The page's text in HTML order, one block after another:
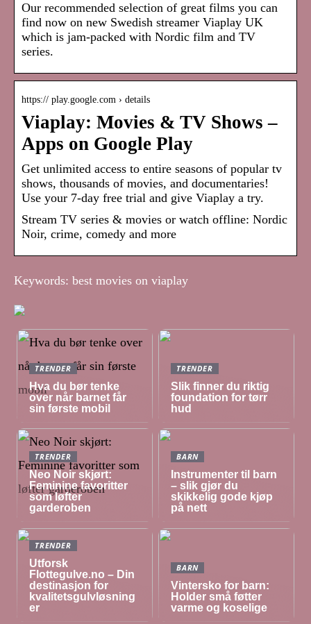
Our recommended selection of great films you can
find now on new Swedish streamer Viaplay UK
which is jam-packed with Nordic film and TV
series.
https:// play.google.com › details
Viaplay: Movies & TV Shows –
Apps on Google Play
Get unlimited access to entire seasons of popular tv
shows, thousands of movies, and documentaries!
Use your 7-day free trial and give Viaplay a try.
Stream TV series & movies or watch offline: Nordic
Noir, crime, comedy and more
Keywords: best movies on viaplay
TRENDER
Hva du bør tenke
over når barnet får
sin første mobil
TRENDER
Slik finner du riktig
foundation for tørr
hud
TRENDER
Neo Noir skjørt:
Feminine favoritter
som løfter
garderoben
BARN
Instrumenter til barn
– slik gjør du
skikkelig gode kjøp
på nett
TRENDER
Utforsk
Flottegulve.no – Din
destinasjon for
kvalitetsgulvløsning
er
BARN
Vintersko for barn:
Holder små føtter
varme og koselige